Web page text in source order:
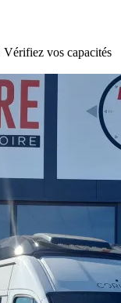
Vérifiez vos capacités